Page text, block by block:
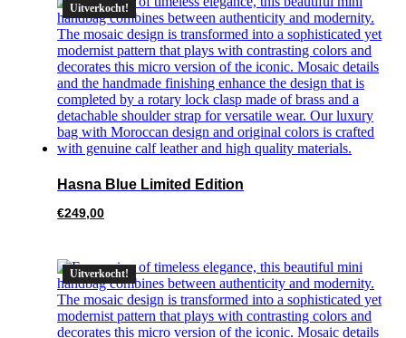
Uitverkocht!
Hasna Blue Limited Edition
€249,00
Uitverkocht!